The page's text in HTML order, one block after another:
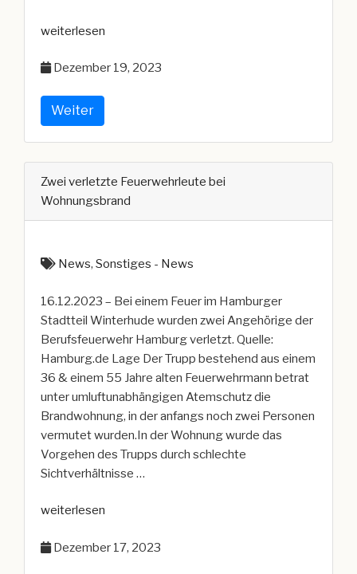
„Verletzter
bei
Einfamilienhaus
(PL)“
weiterlesen
Dezember 19, 2023
Weiter
Zwei verletzte Feuerwehrleute bei
Wohnungsbrand
News, Sonstiges - News
16.12.2023 – Bei einem Feuer im Hamburger
Stadtteil Winterhude wurden zwei Angehörige der
Berufsfeuerwehr Hamburg verletzt. Quelle:
Hamburg.de Lage Der Trupp bestehend aus einem
36 & einem 55 Jahre alten Feuerwehrmann betrat
unter umluftunabhängigen Atemschutz die
Brandwohnung, in der anfangs noch zwei Personen
vermutet wurden.In der Wohnung wurde das
Vorgehen des Trupps durch schlechte
Sichtverhältnisse …
„Zwei
Feuerwehrleute
weiterlesen
Dezember 17, 2023